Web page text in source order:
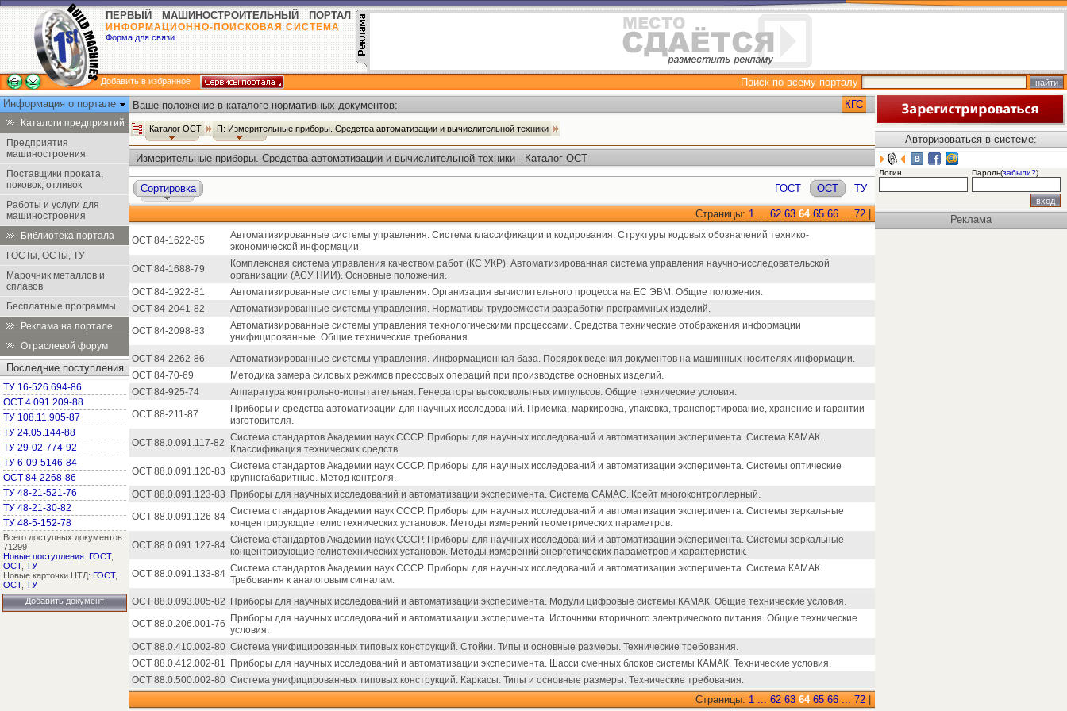
ПЕРВЫЙ МАШИНОСТРОИТЕЛЬНЫЙ ПОРТАЛ
ИНФОРМАЦИОННО-ПОИСКОВАЯ СИСТЕМА
Форма для связи
Добавить в избранное
Поиск по всему порталу
Информация о портале
Каталоги предприятий
Предприятия
машиностроения
Поставщики проката,
поковок, отливок
Работы и услуги для
машиностроения
Библиотека портала
ГОСТы, ОСТы, ТУ
Марочник металлов и
сплавов
Бесплатные программы
Реклама на портале
Отраслевой форум
Последние поступления
ТУ 16-526.694-86
ОСТ 4.091.209-88
ТУ 108.11.905-87
ТУ 24.05.144-88
ТУ 29-02-774-92
ТУ 6-09-5146-84
ОСТ 84-2268-86
ТУ 48-21-521-76
ТУ 48-21-30-82
ТУ 48-5-152-78
Всего доступных документов:
71299
Новые поступления: ГОСТ,
ОСТ, ТУ
Новые карточки НТД: ГОСТ,
ОСТ, ТУ
Добавить документ
Ваше положение в каталоге нормативных документов: КГС
Каталог ОСТ П: Измерительные приборы. Средства автоматизации и вычислительной техники
Измерительные приборы. Средства автоматизации и вычислительной техники - Каталог ОСТ
Сортировка ГОСТ ОСТ ТУ
Страницы: 1 ... 62 63 64 65 66 ... 72
ОСТ 84-1622-85
Автоматизированные системы управления. Система классификации и кодирования. Структуры кодовых обозначений технико-
экономической информации.
ОСТ 84-1688-79
Комплексная система управления качеством работ (КС УКР). Автоматизированная система управления научно-исследовательской
организации (АСУ НИИ). Основные положения.
ОСТ 84-1922-81
Автоматизированные системы управления. Организация вычислительного процесса на ЕС ЭВМ. Общие положения.
ОСТ 84-2041-82
Автоматизированные системы управления. Нормативы трудоемкости разработки программных изделий.
ОСТ 84-2098-83
Автоматизированные системы управления технологическими процессами. Средства технические отображения информации
унифицированные. Общие технические требования.
ОСТ 84-2262-86
Автоматизированные системы управления. Информационная база. Порядок ведения документов на машинных носителях информации.
ОСТ 84-70-69
Методика замера силовых режимов прессовых операций при производстве основных изделий.
ОСТ 84-925-74
Аппаратура контрольно-испытательная. Генераторы высоковольтных импульсов. Общие технические условия.
ОСТ 88-211-87
Приборы и средства автоматизации для научных исследований. Приемка, маркировка, упаковка, транспортирование, хранение и гарантии
изготовителя.
ОСТ 88.0.091.117-82 Система стандартов Академии наук СССР. Приборы для научных исследований и автоматизации эксперимента. Система КАМАК.
Классификация технических средств.
ОСТ 88.0.091.120-83 Система стандартов Академии наук СССР. Приборы для научных исследований и автоматизации эксперимента. Системы оптические
крупногабаритные. Метод контроля.
ОСТ 88.0.091.123-83
Приборы для научных исследований и автоматизации эксперимента. Система САМАС. Крейт многоконтроллерный.
ОСТ 88.0.091.126-84 Система стандартов Академии наук СССР. Приборы для научных исследований и автоматизации эксперимента. Системы зеркальные
концентрирующие гелиотехнических установок. Методы измерений геометрических параметров.
ОСТ 88.0.091.127-84 Система стандартов Академии наук СССР. Приборы для научных исследований и автоматизации эксперимента. Системы зеркальные
концентрирующие гелиотехнических установок. Методы измерений энергетических параметров и характеристик.
ОСТ 88.0.091.133-84 Система стандартов Академии наук СССР. Приборы для научных исследований и автоматизации эксперимента. Система КАМАК.
Требования к аналоговым сигналам.
ОСТ 88.0.093.005-82
Приборы для научных исследований и автоматизации эксперимента. Модули цифровые системы КАМАК. Общие технические условия.
ОСТ 88.0.206.001-76
Приборы для научных исследований и автоматизации эксперимента. Источники вторичного электрического питания. Общие технические
условия.
ОСТ 88.0.410.002-80 Система унифицированных типовых конструкций. Стойки. Типы и основные размеры. Технические требования.
ОСТ 88.0.412.002-81
Приборы для научных исследований и автоматизации эксперимента. Шасси сменных блоков системы КАМАК. Технические условия.
ОСТ 88.0.500.002-80 Система унифицированных типовых конструкций. Каркасы. Типы и основные размеры. Технические требования.
Страницы: 1 ... 62 63 64 65 66 ... 72
Авторизоваться в системе:
Логин Пароль(забыли?)
Реклама